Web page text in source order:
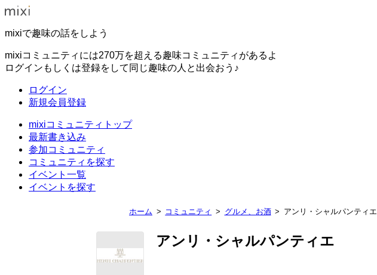
mixiで趣味の話をしよう
mixiコミュニティには270万を超える趣味コミュニティがあるよ
ログインもしくは登録をして同じ趣味の人と出会おう♪
ログイン
新規会員登録
mixiコミュニティトップ
最新書き込み
参加コミュニティ
コミュニティを探す
イベント一覧
イベントを探す
ホーム コミュニティ グルメ、お酒 アンリ・シャルパンティエ
アンリ・シャルパンティエ